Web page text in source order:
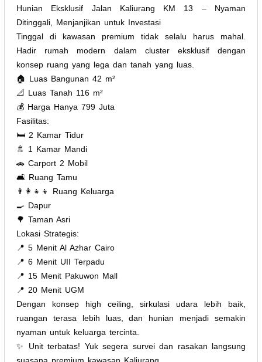
Hunian Eksklusif Jalan Kaliurang KM 13 – Nyaman
Ditinggali, Menjanjikan untuk Investasi
Tinggal di kawasan premium tidak selalu harus mahal.
Hadir rumah modern dalam cluster eksklusif dengan
konsep ruang yang lega dan tanah yang luas.
🏠 Luas Bangunan 42 m²
📐 Luas Tanah 116 m²
💰 Harga Hanya 799 Juta
Fasilitas:
🛏️ 2 Kamar Tidur
🚿 1 Kamar Mandi
🚗 Carport 2 Mobil
🛋️ Ruang Tamu
👨‍👩‍👧‍👦 Ruang Keluarga
🍳 Dapur
🌳 Taman Asri
Lokasi Strategis:
📍 5 Menit Al Azhar Cairo
📍 6 Menit UII Terpadu
📍 15 Menit Pakuwon Mall
📍 20 Menit UGM
Dengan konsep high ceiling, sirkulasi udara lebih baik,
ruangan terasa lebih luas, dan hunian menjadi semakin
nyaman untuk keluarga tercinta.
✨ Unit terbatas! Yuk segera survei dan rasakan langsung
suasana premium kawasan Kaliurang.